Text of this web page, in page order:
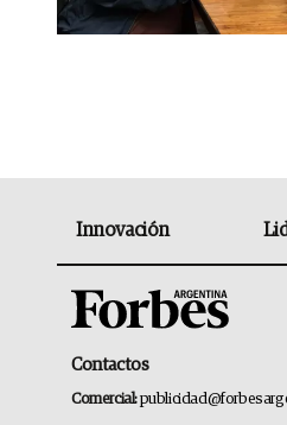
Innovación
Contactos
Comercial: